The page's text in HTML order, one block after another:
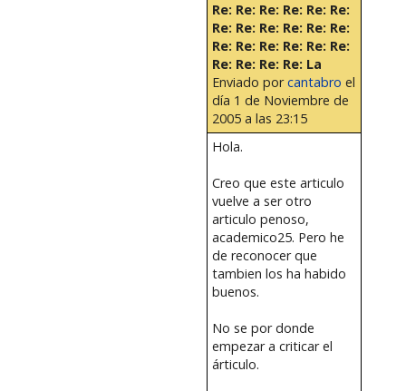
Re: Re: Re: Re: Re: Re:
Re: Re: Re: Re: Re: Re:
Re: Re: Re: Re: Re: Re:
Re: Re: Re: Re: La
Enviado porcantabro el
día 1 de Noviembre de
2005 a las 23:15
Hola.
Creo que este articulo
vuelve a ser otro
articulo penoso,
academico25. Pero he
de reconocer que
tambien los ha habido
buenos.
No se por donde
empezar a criticar el
árticulo.